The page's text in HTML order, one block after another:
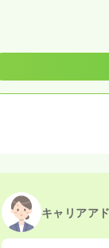
キャリアア